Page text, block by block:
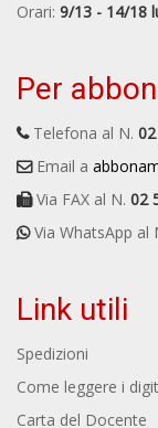
Orari: 9/13 - 14/18
Per
Telefona al N.
Email a
Via FAX al N. 02
Via WhatsApp al
Link utili
Spedizioni
Come leggere i
Carta del Docente